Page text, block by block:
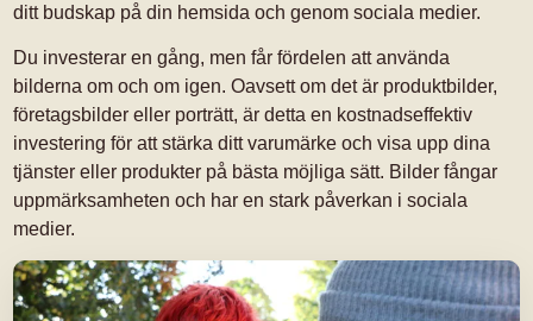
ditt budskap på din hemsida och genom sociala medier.
Du investerar en gång, men får fördelen att använda
bilderna om och om igen. Oavsett om det är produktbilder,
företagsbilder eller porträtt, är detta en kostnadseffektiv
investering för att stärka ditt varumärke och visa upp dina
tjänster eller produkter på bästa möjliga sätt. Bilder fångar
uppmärksamheten och har en stark påverkan i sociala
medier.